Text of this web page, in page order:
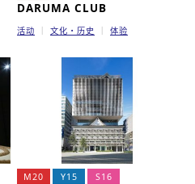
DARUMA CLUB
活动 文化・历史 体验
M20 Y15 S16